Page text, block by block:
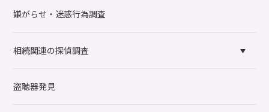
嫌がらせ・迷惑行為調査
相続関連の探偵調査
盗聴器発見